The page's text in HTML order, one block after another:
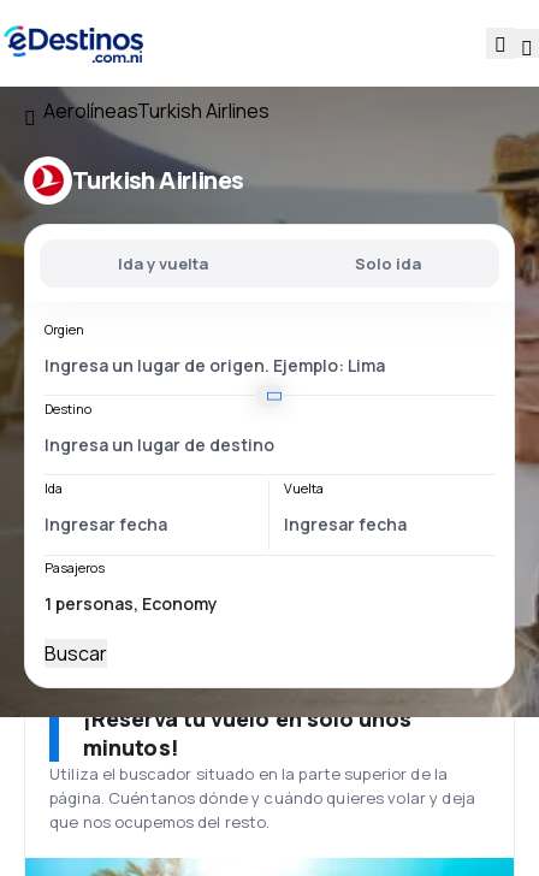
AerolíneasTurkish Airlines
Turkish Airlines
Ida y vuelta Solo ida
Orgien
Destino
Ida Vuelta
Pasajeros
Buscar
¡Reserva tu vuelo en solo unos
minutos!
Utiliza el buscador situado en la parte superior de la
página. Cuéntanos dónde y cuándo quieres volar y deja
que nos ocupemos del resto.